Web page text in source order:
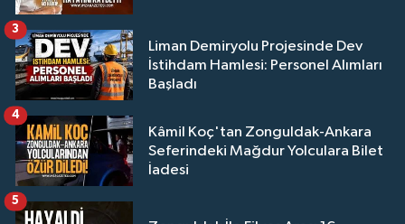
Liman Demiryolu Projesinde Dev
İstihdam Hamlesi: Personel Alımları
Başladı
3
Kâmil Koç'tan Zonguldak-Ankara
Seferindeki Mağdur Yolculara Bilet
İadesi
4
5